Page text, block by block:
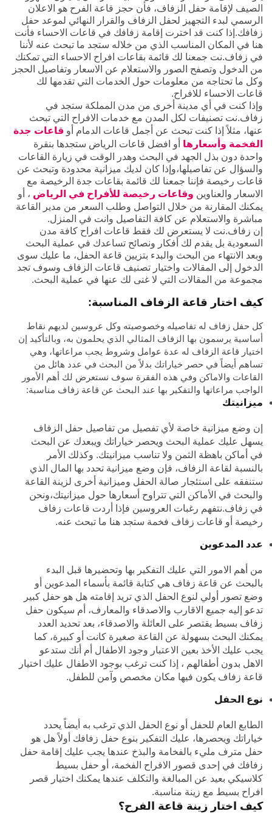
الصيف لإقامة حفل الزفاف، فأن حجز قاعة الفرح هو الاعلان
الرسمي لبدء التجهيز لحفل الزفاف والقرار النهائي لموعد حفل
زفافك.إذا كنت قد اخترت إقامة زفافك في قاعات الاحساء فأنت
هنا في المكان المناسب الذي من خلاله ستجد ما تبحث عنه لأننا
في زفاف.نت جمعنا لك قائمة بقاعات افراح الاحساء التي تمكنك
من الدخول وتصفح الصور والاستعلام عن الاسعار وتفاصيل الحجز
وكل ما تحتاجه من معلومات حول الخدمات التي تقدمها لك
قاعات الاحساء للافراح.
وإذا كنت في أي مدينة أخرى من مدن المملكة ستجد في
زفاف.نت تصنيفات لكل المدن مع خدمات الافراح التي تبحث
عنها، مثلاً إذا كنت تبحث عن أجمل قاعات الدمام أو قاعات جدة
الفخمة وأسعارها أو افضل قاعات الرياض ستجدها بنقرة
واحدة دون بذل الجهد في البحث وهدر الوقت في زيارة القاعات
والسؤال عن تفاصيلها،وإذا كان لديك ميزانية محدودة وتبحث عن
قاعات رخيصة فإننا جمعنا لك قائمة بقاعات جدة الرخيصة مع
الاسعار والعناوين وقاعات رخيصة للأفراح في الرياض ، أو
يمكنك المقارنة من خلال التواصل وطلب السعر من مدير القاعة
مباشرة والاستعلام عن كافة التفاصيل وانت في المنزل.
إن زفاف.نت لا يستعرض لك فقط قاعات افراح كافة مدن
السعودية بل يقدم لك أفكار ونصائح تساعدك في عملية البحث
وبعد الانتهاء من البحث والبدء بتزيين قاعة الحفل، ما عليك سوى
الدخول إلى المقالات واختيار تصنيف قاعات الزفاف وسوف تجد
مجموعة من المقالات التي لا غنى لك عنها في عملية البحث.
كيف اختار قاعة الزفاف المناسبة:
كل حفل زفاف له تفاصيله وخصوصيته وكل عروسين لديهم نقاط
أساسية يرسمون بها الزفاف المثالي الذي يحلمون به، وبالتأكيد إن
اختيار قاعة الزفاف له عدة عوامل وشروط يجب مراعاتها، وهي
تساهم أيضاً في حصر خياراتك بدلاً من البحث في عدد هائل من
القاعات والاماكن وفي هذه الفقرة سوف نستعرض لك أهم الأمور
الواجب مراعاتها والتفكير بها عند البحث عن قاعة زفاف مناسبة:
ميزانيتك
إن وضع ميزانية خاصة لأي تفصيل من تفاصيل حفل الزفاف
يسهل عليك عملية البحث ويحصر خياراتك ويبعدك عن البحث
في أماكن باهظة الثمن ولا تناسب ميزانيتك. وكذلك الأمر
بالنسبة لقاعة الزفاف، فإن وضع ميزانية تحدد بها المال الذي
ستنفقه على استئجار صالة الحفل وميزانية أخرى لزينة القاعة
والبحث في الأماكن التي تتراوح أسعارها حول ميزانيتك،ونحن
في زفاف.نتفهم رغبات العروسين فإذا أردت قاعات زفاف
رخيصة أو قاعات زفاف فخمة ستجد هنا ما تبحث عنه.
عدد المدعوين
من أهم الامور التي عليك التفكير بها وتحضيرها قبل البدء
بالبحث عن قاعة زفاف هي كتابة قائمة بأسماء المدعوين أو
وضع تصور أولي لنوع الحفل الذي تريد إقامته هل هو حفل كبير
تدعو إليه جميع الاقارب والاصدقاء والمعارف، أم سيكون حفل
زفاف بسيط يقتصر على العائلة والاصدقاء، بعد تحديد العدد
يمكنك البحث بسهولة عن القاعة صغيرة كانت أو كبيرة، كما
يجب عليك الأخذ بعين الاعتبار وجود الاطفال أم أنك ستدعو
الاهل بدون أطفالهم ، إذا كنت ترغب بوجود الاطفال عليك اختيار
قاعة زفاف يكون فيها مكان مخصص وآمن للطفل.
نوع الحفل
الطابع العام للحفل أو نوع الحفل الذي ترغب به أيضاً يحدد
خياراتك ويحصرها، عليك التفكير بنوع حفل زفافك أولاً هل هو
حفل مترف مليء بالفخامة والبذخ عندها يجب عليك إقامة حفل
زفافك في إحدى قصور الافراح الفخمة، أو حفل بسيط
كلاسيكي بعيد عن المبالغة والتكلف عندها يمكنك اختيار قصر
افراح بسيط مع زينة مناسبة.
كيف اختار زينة قاعة الفرح؟